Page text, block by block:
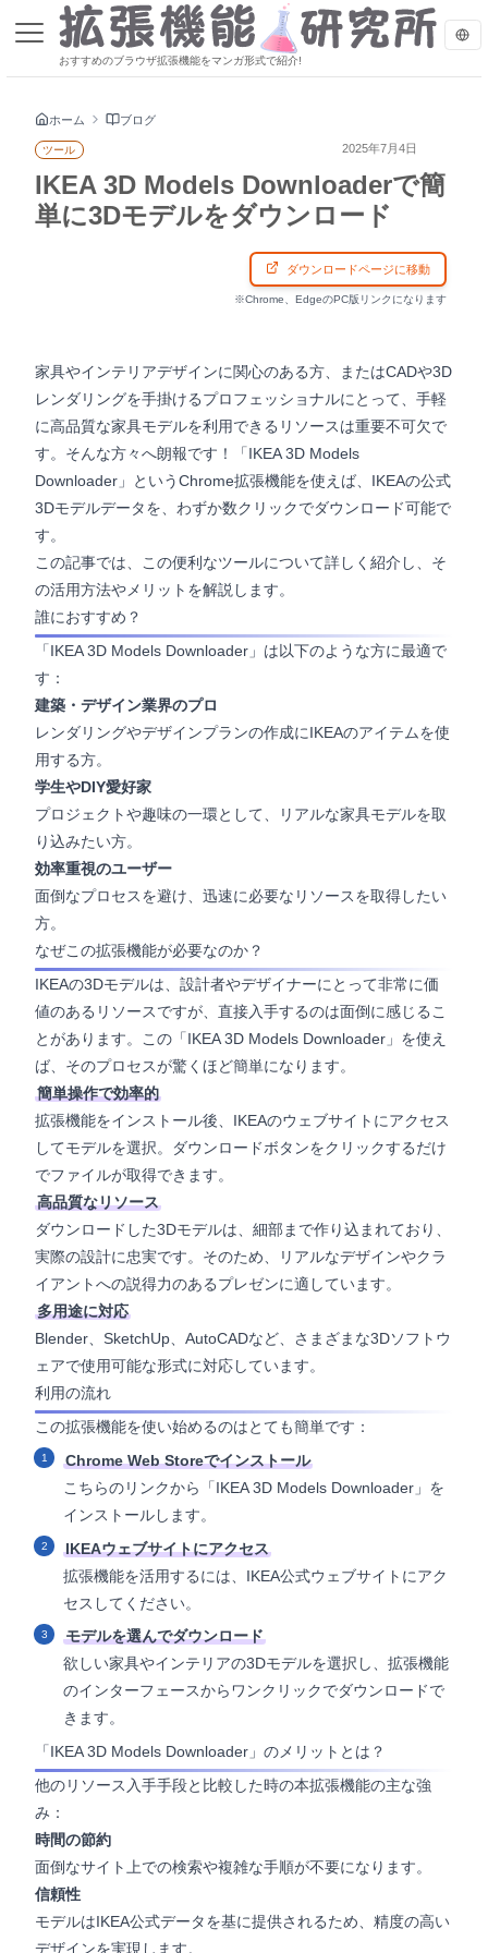
おすすめのブラウザ拡張機能をマンガ形式で紹介!
ホーム ブログ
ツール 2025年7月4日
IKEA 3D Models Downloaderで簡
単に3Dモデルをダウンロード
ダウンロードページに移動
※Chrome、EdgeのPC版リンクになります
家具やインテリアデザインに関心のある方、またはCADや3D
レンダリングを手掛けるプロフェッショナルにとって、手軽
に高品質な家具モデルを利用できるリソースは重要不可欠で
す。そんな方々へ朗報です！「IKEA 3D Models
Downloader」というChrome拡張機能を使えば、IKEAの公式
3Dモデルデータを、わずか数クリックでダウンロード可能で
す。
この記事では、この便利なツールについて詳しく紹介し、そ
の活用方法やメリットを解説します。
誰におすすめ？
「IKEA 3D Models Downloader」は以下のような方に最適で
す：
建築・デザイン業界のプロ
レンダリングやデザインプランの作成にIKEAのアイテムを使
用する方。
学生やDIY愛好家
プロジェクトや趣味の一環として、リアルな家具モデルを取
り込みたい方。
効率重視のユーザー
面倒なプロセスを避け、迅速に必要なリソースを取得したい
方。
なぜこの拡張機能が必要なのか？
IKEAの3Dモデルは、設計者やデザイナーにとって非常に価
値のあるリソースですが、直接入手するのは面倒に感じるこ
とがあります。この「IKEA 3D Models Downloader」を使え
ば、そのプロセスが驚くほど簡単になります。
簡単操作で効率的
拡張機能をインストール後、IKEAのウェブサイトにアクセス
してモデルを選択。ダウンロードボタンをクリックするだけ
でファイルが取得できます。
高品質なリソース
ダウンロードした3Dモデルは、細部まで作り込まれており、
実際の設計に忠実です。そのため、リアルなデザインやクラ
イアントへの説得力のあるプレゼンに適しています。
多用途に対応
Blender、SketchUp、AutoCADなど、さまざまな3Dソフトウ
ェアで使用可能な形式に対応しています。
利用の流れ
この拡張機能を使い始めるのはとても簡単です：
Chrome Web Storeでインストール
こちらのリンクから「IKEA 3D Models Downloader」を
インストールします。
IKEAウェブサイトにアクセス
拡張機能を活用するには、IKEA公式ウェブサイトにアク
セスしてください。
モデルを選んでダウンロード
欲しい家具やインテリアの3Dモデルを選択し、拡張機能
のインターフェースからワンクリックでダウンロードで
きます。
「IKEA 3D Models Downloader」のメリットとは？
他のリソース入手手段と比較した時の本拡張機能の主な強
み：
時間の節約
面倒なサイト上での検索や複雑な手順が不要になります。
信頼性
モデルはIKEA公式データを基に提供されるため、精度の高い
デザインを実現します。